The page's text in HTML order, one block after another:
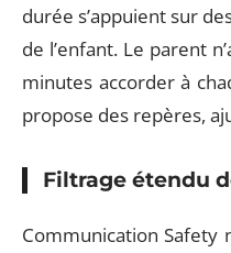
durée s’appuient sur
de l’enfant. Le parent
minutes accorder à
propose des repères,
Filtrage étendu
Communication Safety